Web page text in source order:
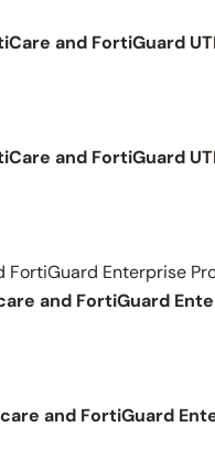
and FortiGuard
and FortiGuard
FortiGuard Enterprise
and FortiGuard
and FortiGuard